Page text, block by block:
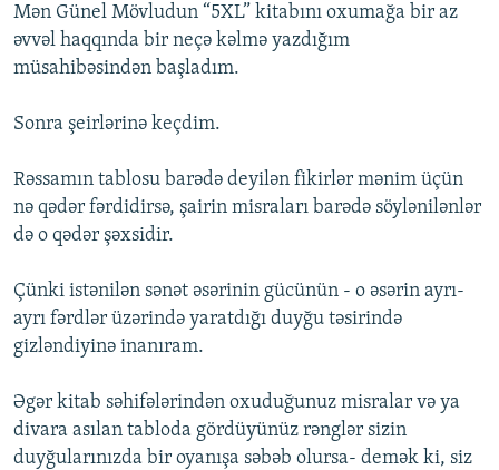
Mən Günel Mövludun “5XL” kitabını oxumağa bir az
əvvəl haqqında bir neçə kəlmə yazdığım
müsahibəsindən başladım.
Sonra şeirlərinə keçdim.
Rəssamın tablosu barədə deyilən fikirlər mənim üçün
nə qədər fərdidirsə, şairin misraları barədə söylənilənlər
də o qədər şəxsidir.
Çünki istənilən sənət əsərinin gücünün - o əsərin ayrı-
ayrı fərdlər üzərində yaratdığı duyğu təsirində
gizləndiyinə inanıram.
Əgər kitab səhifələrindən oxuduğunuz misralar və ya
divara asılan tabloda gördüyünüz rənglər sizin
duyğularınızda bir oyanışa səbəb olursa- demək ki, siz